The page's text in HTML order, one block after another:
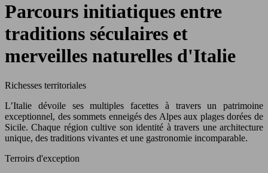
Parcours initiatiques entre
traditions séculaires et
merveilles naturelles d'Italie
Richesses territoriales
L’Italie dévoile ses multiples facettes à travers un patrimoine
exceptionnel, des sommets enneigés des Alpes aux plages dorées de
Sicile. Chaque région cultive son identité à travers une architecture
unique, des traditions vivantes et une gastronomie incomparable.
Terroirs d'exception